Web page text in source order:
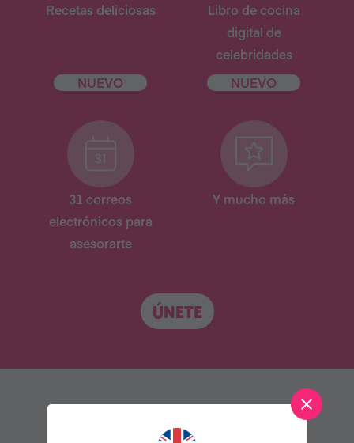
Recetas deliciosas
NUEVO
Libro de cocina
digital de
celebridades
NUEVO
31 correos
electrónicos para
asesorarte
Y mucho más
ÚNETE
TAMBIÉN LE PUEDE GUSTAR